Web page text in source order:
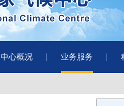
中心概况 业务服务